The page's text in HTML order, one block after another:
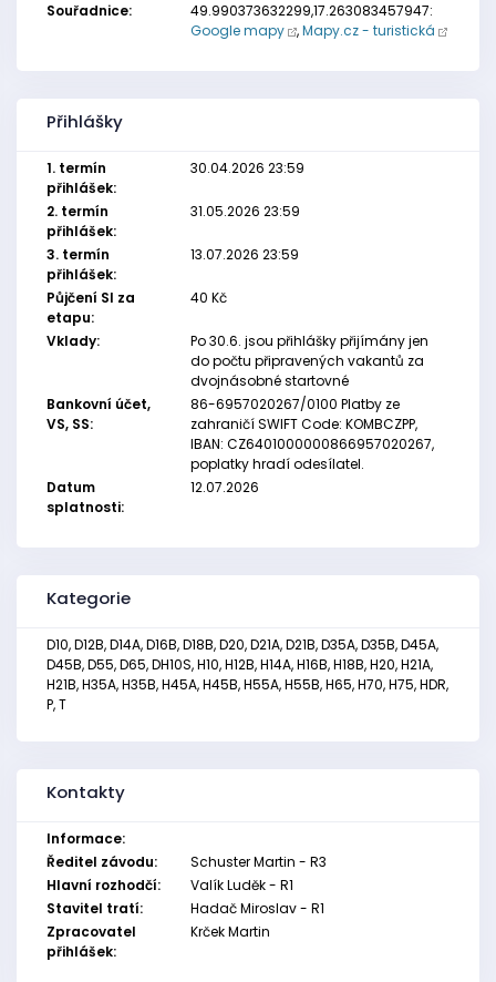
Souřadnice:
49.990373632299,17.263083457947:
Google mapy
,Mapy.cz - turistická
Přihlášky
1. termín
přihlášek:
30.04.2026 23:59
2. termín
přihlášek:
31.05.2026 23:59
3. termín
přihlášek:
13.07.2026 23:59
Půjčení SI za
etapu:
40 Kč
Vklady:
Po 30.6. jsou přihlášky přijímány jen
do počtu připravených vakantů za
dvojnásobné startovné
Bankovní účet,
VS, SS:
86-6957020267/0100 Platby ze
zahraničí SWIFT Code: KOMBCZPP,
IBAN: CZ6401000000866957020267,
poplatky hradí odesílatel.
Datum
splatnosti:
12.07.2026
Kategorie
D10, D12B, D14A, D16B, D18B, D20, D21A, D21B, D35A, D35B, D45A,
D45B, D55, D65, DH10S, H10, H12B, H14A, H16B, H18B, H20, H21A,
H21B, H35A, H35B, H45A, H45B, H55A, H55B, H65, H70, H75, HDR,
P, T
Kontakty
Informace:
Ředitel závodu:
Schuster Martin - R3
Hlavní rozhodčí:
Valík Luděk - R1
Stavitel tratí:
Hadač Miroslav - R1
Zpracovatel
přihlášek:
Krček Martin